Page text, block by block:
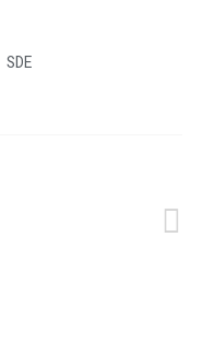
SDE